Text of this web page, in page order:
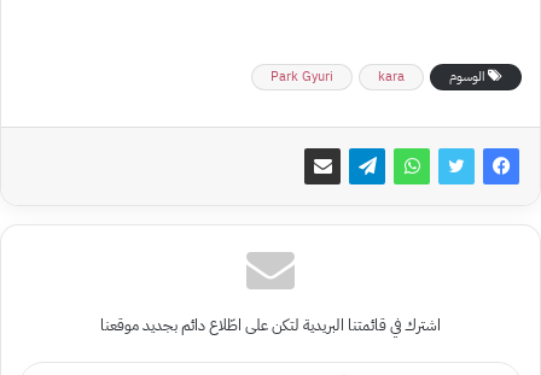
الوسوم kara
Park Gyuri
اشترك في قائمتنا البريدية لتكن على اطّلاع دائم بجديد موقعنا